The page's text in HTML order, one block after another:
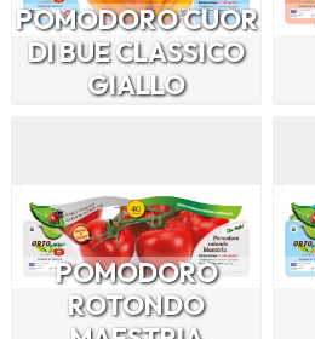
POMODORO CUOR
DI BUE CLASSICO
GIALLO
POMODORO
ROTONDO